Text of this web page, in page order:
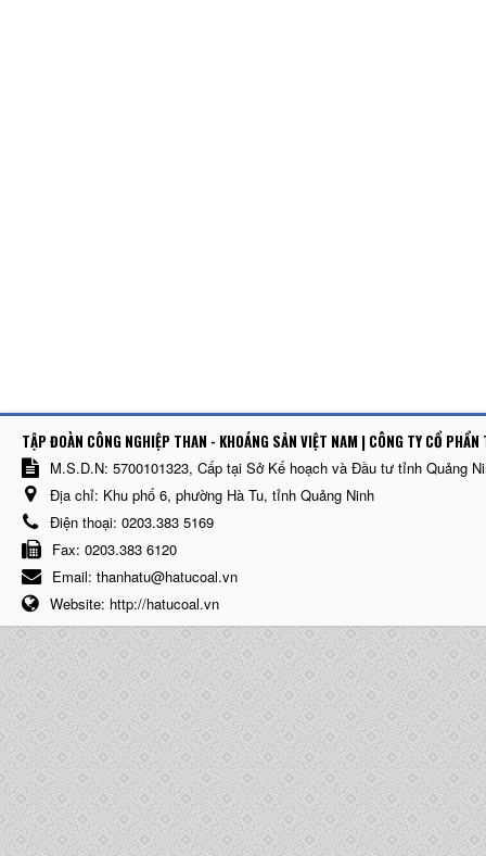
TẬP ĐOÀN CÔNG NGHIỆP THAN - KHOÁNG SẢN VIỆT NAM | CÔNG TY CỔ
M.S.D.N: 5700101323, Cấp tại Sở Kế hoạch và Đầu tư tỉnh Quảng
Địa chỉ: Khu phố 6, phường Hà Tu, tỉnh Quảng Ninh
Điện thoại: 0203.383 5169
Fax: 0203.383 6120
Email: thanhatu@hatucoal.vn
Website: http://hatucoal.vn